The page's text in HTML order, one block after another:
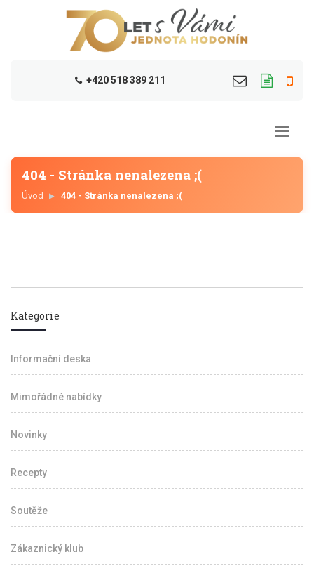
+420 518 389 211
404 - Stránka nenalezena ;(
Úvod 404 - Stránka nenalezena ;(
Kategorie
Informační deska
Mimořádné nabídky
Novinky
Recepty
Soutěže
Zákaznický klub